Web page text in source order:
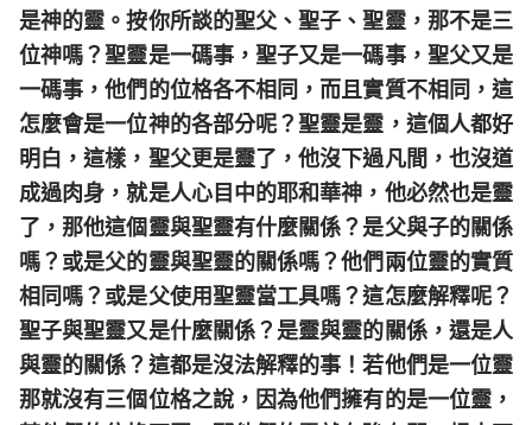
是神的靈。按你所談的聖父、聖子、聖靈，那不是三
位神嗎？聖靈是一碼事，聖子又是一碼事，聖父又是
一碼事，他們的位格各不相同，而且實質不相同，這
怎麼會是一位神的各部分呢？聖靈是靈，這個人都好
明白，這樣，聖父更是靈了，他沒下過凡間，也沒道
成過肉身，就是人心目中的耶和華神，他必然也是靈
了，那他這個靈與聖靈有什麼關係？是父與子的關係
嗎？或是父的靈與聖靈的關係嗎？他們兩位靈的實質
相同嗎？或是父使用聖靈當工具嗎？這怎麼解釋呢？
聖子與聖靈又是什麼關係？是靈與靈的關係，還是人
與靈的關係？這都是沒法解釋的事！若他們是一位靈
那就沒有三個位格之說，因為他們擁有的是一位靈，